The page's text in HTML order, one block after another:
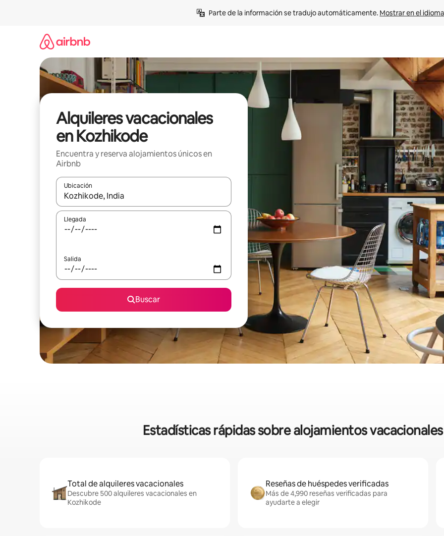
Parte de la información se tradujo automáticamente. Mostrar en el
Alquileres vacacionales
en Kozhikode
Encuentra y reserva alojamientos únicos en
Airbnb
Ubicación
Cuando los resultados estén disponibles, navega con las teclas de flecha hacia arriba y hacia abajo o explora con el
Llegada
Salida
Buscar
Estadísticas rápidas sobre alojamientos
Total de alquileres vacacionales
Descubre 500 alquileres vacacionales en
Kozhikode
Reseñas de huéspedes verificadas
Más de 4,990 reseñas verificadas para
ayudarte a elegir